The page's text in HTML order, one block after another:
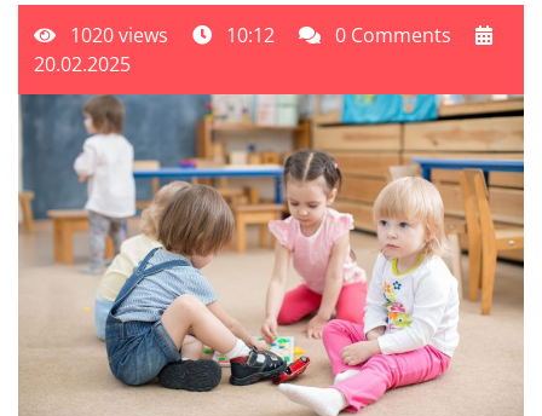
1020 views 10:12
0 Comments
20.02.2025